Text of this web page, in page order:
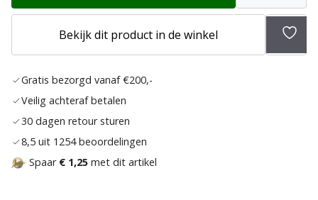
Bekijk dit product in de winkel
Gratis bezorgd vanaf €200,-
Veilig achteraf betalen
30 dagen retour sturen
8,5 uit 1254 beoordelingen
Spaar € 1,25 met dit artikel